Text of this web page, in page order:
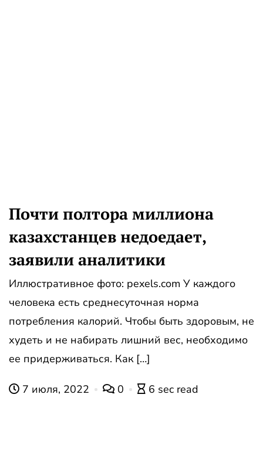
Почти полтора миллиона
казахстанцев недоедает,
заявили аналитики
Иллюстративное фото: pexels.com У каждого
человека есть среднесуточная норма
потребления калорий. Чтобы быть здоровым, не
худеть и не набирать лишний вес, необходимо
ее придерживаться. Как […]
7 июля, 2022 0 6 sec read